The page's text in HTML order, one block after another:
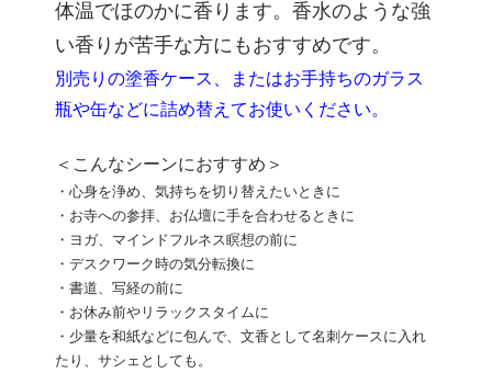
体温でほのかに香ります。香水のような強
い香りが苦手な方にもおすすめです。
別売りの塗香ケース、またはお手持ちのガラス
瓶や缶などに詰め替えてお使いください。
＜こんなシーンにおすすめ＞
・心身を浄め、気持ちを切り替えたいときに
・お寺への参拝、お仏壇に手を合わせるときに
・ヨガ、マインドフルネス瞑想の前に
・デスクワーク時の気分転換に
・書道、写経の前に
・お休み前やリラックスタイムに
・少量を和紙などに包んで、文香として名刺ケースに入れ
たり、サシェとしても。